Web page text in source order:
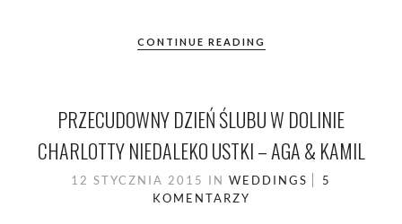
CONTINUE READING
PRZECUDOWNY DZIEŃ ŚLUBU W DOLINIE
CHARLOTTY NIEDALEKO USTKI – AGA & KAMIL
12 STYCZNIA 2015 IN WEDDINGS
5
KOMENTARZY